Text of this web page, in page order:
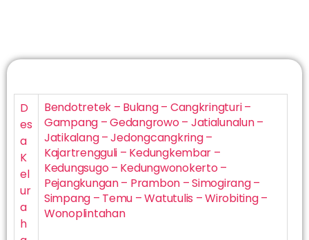
D
es
a
K
el
ur
a
h
Bendotretek – Bulang – Cangkringturi –
Gampang – Gedangrowo – Jatialunalun –
Jatikalang – Jedongcangkring –
Kajartrengguli – Kedungkembar –
Kedungsugo – Kedungwonokerto –
Pejangkungan – Prambon – Simogirang –
Simpang – Temu – Watutulis – Wirobiting –
Wonoplintahan